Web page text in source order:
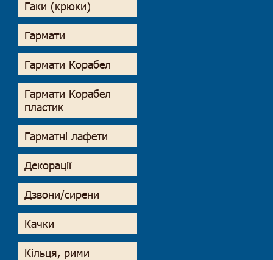
Гаки (крюки)
Гармати
Гармати Корабел
Гармати Корабел
пластик
Гарматні лафети
Декорації
Дзвони/сирени
Качки
Кільця, рими